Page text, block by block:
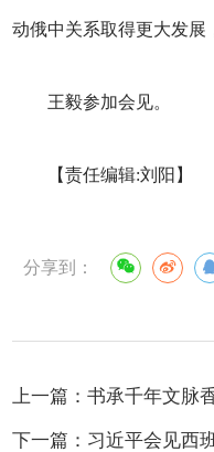
动俄中关系取得更大发展
王毅参加会见。
【责任编辑:刘阳】
分享到：
上一篇：
下一篇： 习近平会见西